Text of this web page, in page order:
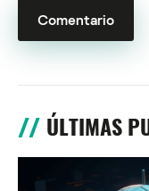
ÚLTIMAS